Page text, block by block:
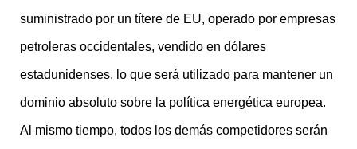
suministrado por un títere de EU, operado por empresas
petroleras occidentales, vendido en dólares
estadunidenses, lo que será utilizado para mantener un
dominio absoluto sobre la política energética europea.
Al mismo tiempo, todos los demás competidores serán